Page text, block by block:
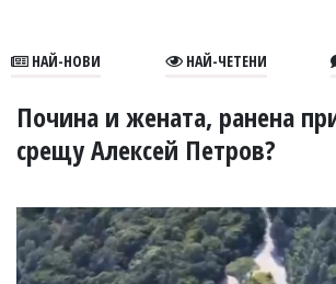
В
УКРАЙНА
СПОРТ
РАЗСЛЕДВАНЕ
БИЗНЕС
ЮГ
НАЙ-НОВИ НАЙ-ЧЕТЕНИ
Почина и жената, ранена
срещу Алексей Петров?